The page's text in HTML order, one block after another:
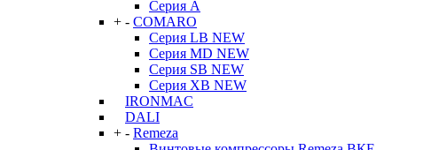
Серия А
+ - COMARO
Серия LB NEW
Серия MD NEW
Серия SB NEW
Серия XB NEW
IRONMAC
DALI
+ - Remeza